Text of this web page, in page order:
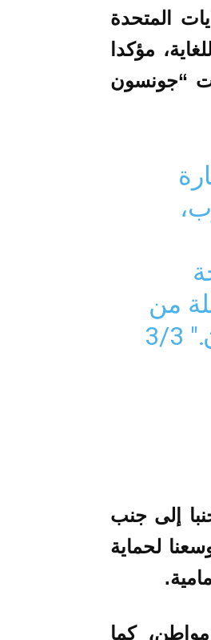
المتحدة
مؤكدا
“جونسون
من
3
إلى جنب
لحماية
تطعيم أكثر من 300 ألف مواطن، كما